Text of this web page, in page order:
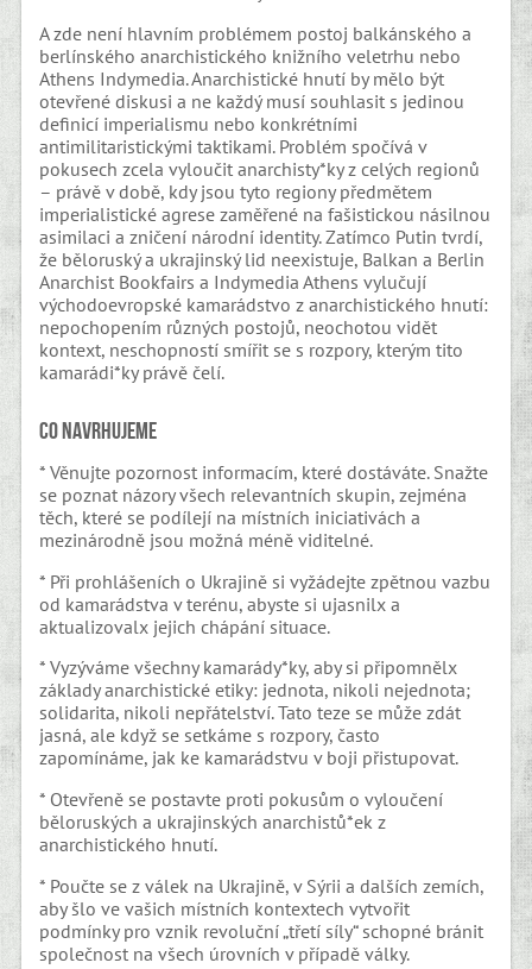
A zde není hlavním problémem postoj balkánského a
berlínského anarchistického knižního veletrhu nebo
Athens Indymedia. Anarchistické hnutí by mělo být
otevřené diskusi a ne každý musí souhlasit s jedinou
definicí imperialismu nebo konkrétními
antimilitaristickými taktikami. Problém spočívá v
pokusech zcela vyloučit anarchisty*ky z celých regionů
– právě v době, kdy jsou tyto regiony předmětem
imperialistické agrese zaměřené na fašistickou násilnou
asimilaci a zničení národní identity. Zatímco Putin tvrdí,
že běloruský a ukrajinský lid neexistuje, Balkan a Berlin
Anarchist Bookfairs a Indymedia Athens vylučují
východoevropské kamarádstvo z anarchistického hnutí:
nepochopením různých postojů, neochotou vidět
kontext, neschopností smířit se s rozpory, kterým tito
kamarádi*ky právě čelí.
Co navrhujeme
* Věnujte pozornost informacím, které dostáváte. Snažte
se poznat názory všech relevantních skupin, zejména
těch, které se podílejí na místních iniciativách a
mezinárodně jsou možná méně viditelné.
* Při prohlášeních o Ukrajině si vyžádejte zpětnou vazbu
od kamarádstva v terénu, abyste si ujasnilx a
aktualizovalx jejich chápání situace.
* Vyzýváme všechny kamarády*ky, aby si připomnělx
základy anarchistické etiky: jednota, nikoli nejednota;
solidarita, nikoli nepřátelství. Tato teze se může zdát
jasná, ale když se setkáme s rozpory, často
zapomínáme, jak ke kamarádstvu v boji přistupovat.
* Otevřeně se postavte proti pokusům o vyloučení
běloruských a ukrajinských anarchistů*ek z
anarchistického hnutí.
* Poučte se z válek na Ukrajině, v Sýrii a dalších zemích,
aby šlo ve vašich místních kontextech vytvořit
podmínky pro vznik revoluční „třetí síly“ schopné bránit
společnost na všech úrovních v případě války.